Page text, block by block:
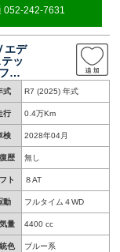
052-242-7631
エデ
ッ
フ
シ
ビ
式 R7 (2025) 年式
行 0.4万Km
検 2028年04月
歴 無し
ト ８AT
動 フルタイム４WD
量 4400 cc
色 ブルー系